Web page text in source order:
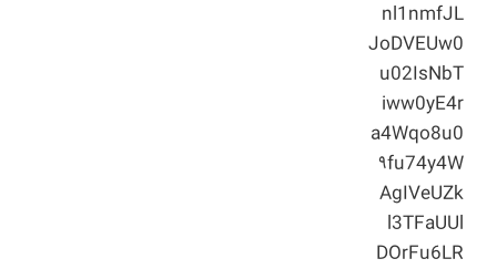
nl1nmfJL
JoDVEUw0
u02IsNbT
iww0yE4r
a4Wqo8u0
۹fu74y4W
AgIVeUZk
l3TFaUUl
DOrFu6LR